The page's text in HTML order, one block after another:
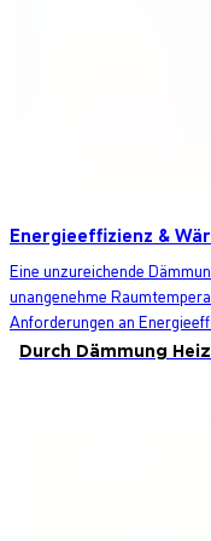
Energieeffizienz &
Eine unzureichende
unangenehme
Anforderungen an
Durch Dämmung